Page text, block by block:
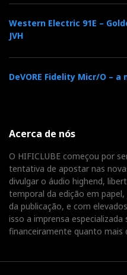
Western Electric 91E –
JVH
DeVORE Fidelity Micr/O –
Acerca de nós
O HIFICLUBE começou por
tentativa de apostar nas
divulgar o áudio highend,
temporal da edição em
da publicação, e com
isso a imprensa
financeiramente quanto mais